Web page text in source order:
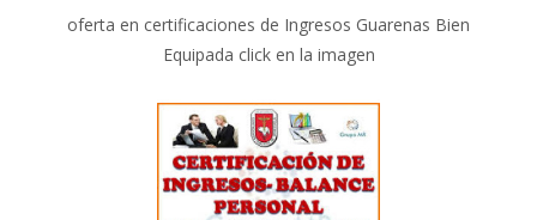
oferta en certificaciones de Ingresos Guarenas Bien
Equipada click en la imagen